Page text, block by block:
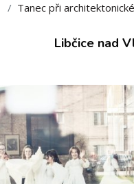
Tanec při
Libčice nad